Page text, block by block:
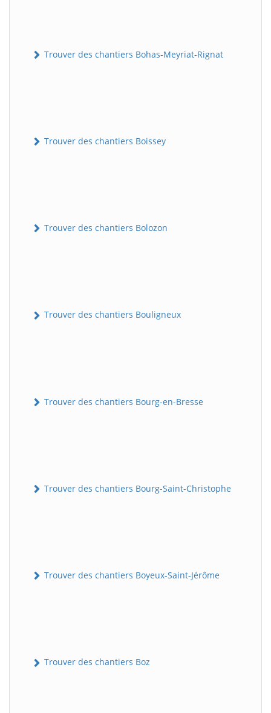
Trouver des chantiers Bohas-Meyriat-Rignat
Trouver des chantiers Boissey
Trouver des chantiers Bolozon
Trouver des chantiers Bouligneux
Trouver des chantiers Bourg-en-Bresse
Trouver des chantiers Bourg-Saint-Christophe
Trouver des chantiers Boyeux-Saint-Jérôme
Trouver des chantiers Boz